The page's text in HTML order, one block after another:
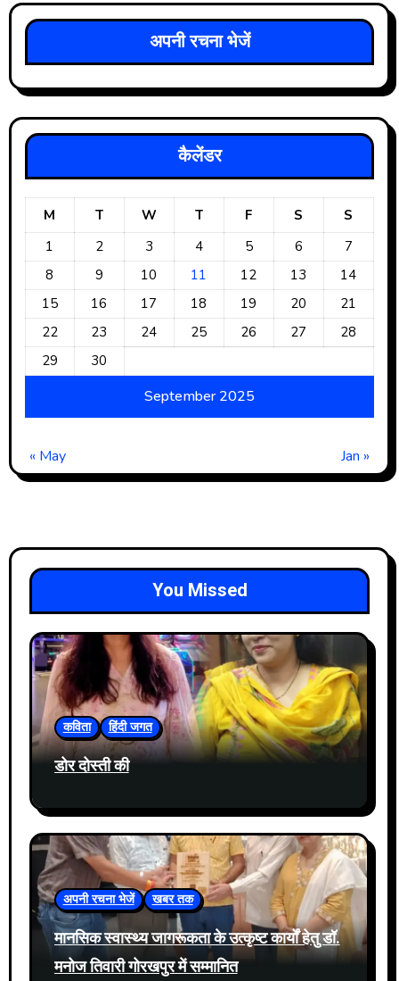
अपनी रचना भेजें
कैलेंडर
September 2025
M T W T F S
S
1
2 3 4 5 6
7
8
9 10 11 12 13
14
15
16 17 18 19 20
21
22
23 24 25 26 27
28
29
30
« May Jan »
You Missed
कविता हिंदी जगत
डोर दोस्ती की
अपनी रचना भेजें खबर तक
मानसिक स्वास्थ्य जागरूकता के उत्कृष्ट कार्यों हेतु डॉ.
मनोज तिवारी गोरखपुर में सम्मानित